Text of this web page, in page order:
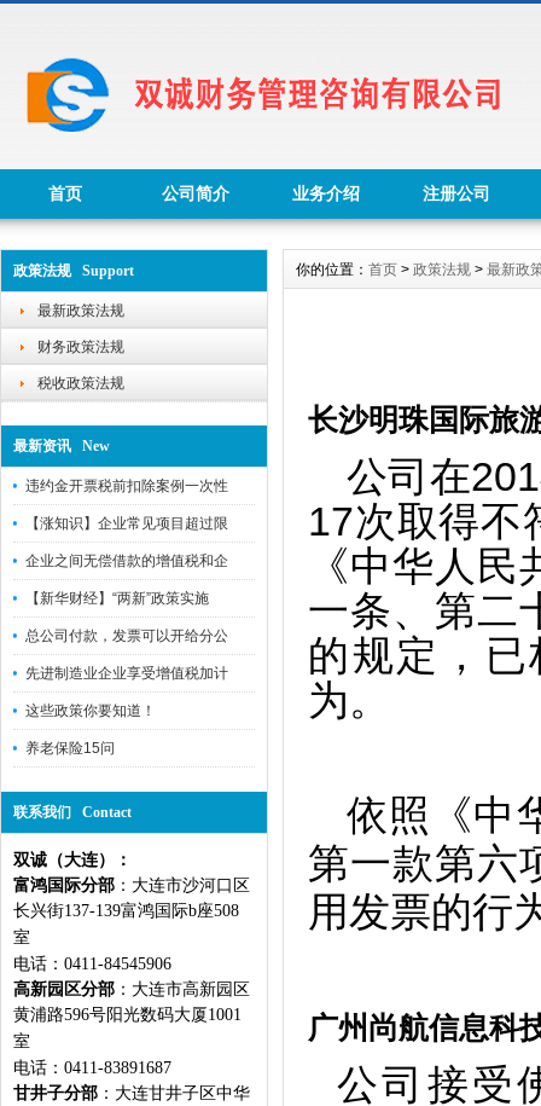
首页 公司简介 业务介绍 注册公司
政策法规 Support
最新政策法规
财务政策法规
税收政策法规
最新资讯 New
违约金开票税前扣除案例一次性
【涨知识】企业常见项目超过限
企业之间无偿借款的增值税和企
【新华财经】“两新”政策实施
总公司付款，发票可以开给分公
先进制造业企业享受增值税加计
这些政策你要知道！
养老保险15问
联系我们 Contact
双诚（大连）：
富鸿国际分部 ：大连市沙河口区
长兴街137-139富鸿国际b座508
室
电话：0411-84545906
高新园区分部 ：大连市高新园区
黄浦路596号阳光数码大厦1001
室
电话：0411-83891687
甘井子分部 ：大连甘井子区中华
你的位置： 首页 > 政策法规 > 最新政
长沙明珠国际旅
公司在
17次取得不
《中华人
一条、第二
的规定，
为。
依照《中
第一款第六
用发票的行
广州尚航信息科
公司接受